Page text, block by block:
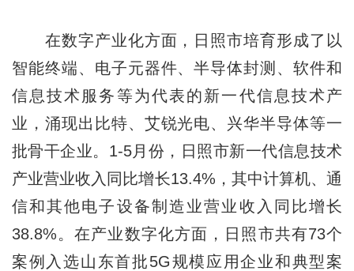
在数字产业化方面，日照市培育形成了以
智能终端、电子元器件、半导体封测、软件和
信息技术服务等为代表的新一代信息技术产
业，涌现出比特、艾锐光电、兴华半导体等一
批骨干企业。1-5月份，日照市新一代信息技术
产业营业收入同比增长13.4%，其中计算机、通
信和其他电子设备制造业营业收入同比增长
38.8%。在产业数字化方面，日照市共有73个
案例入选山东首批5G规模应用企业和典型案